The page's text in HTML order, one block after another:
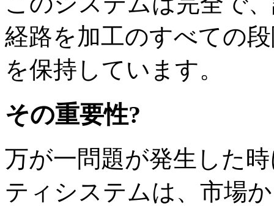
経路を加工のすべての
を保持しています。
その重要性?
万が一問題が発生した
ティシステムは、市場